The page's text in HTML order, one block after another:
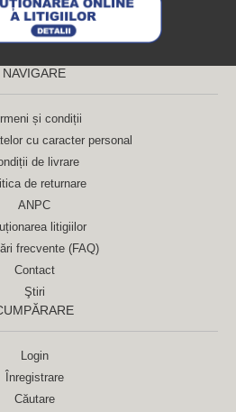
NAVIGARE
și condiții
cu caracter personal
de livrare
de returnare
ANPC
litigiilor
frecvente (FAQ)
Contact
Ştiri
Login
Înregistrare
Căutare